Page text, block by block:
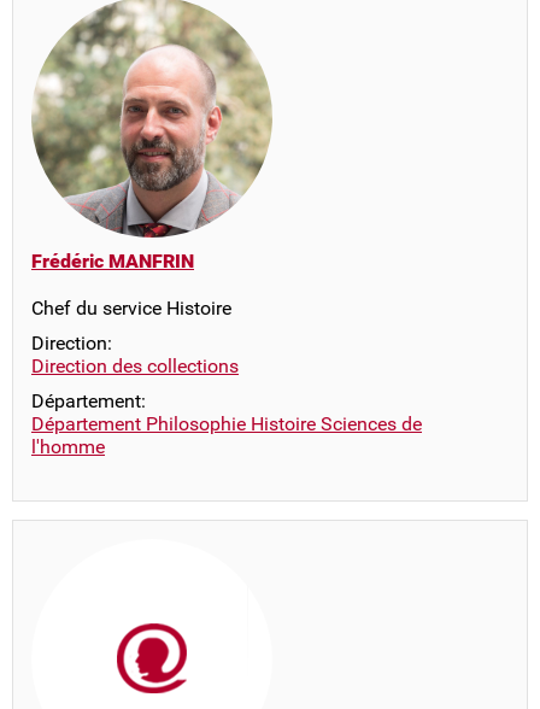
Frédéric MANFRIN
Chef du service Histoire
Direction:
Direction des collections
Département:
Département Philosophie Histoire Sciences de
l'homme